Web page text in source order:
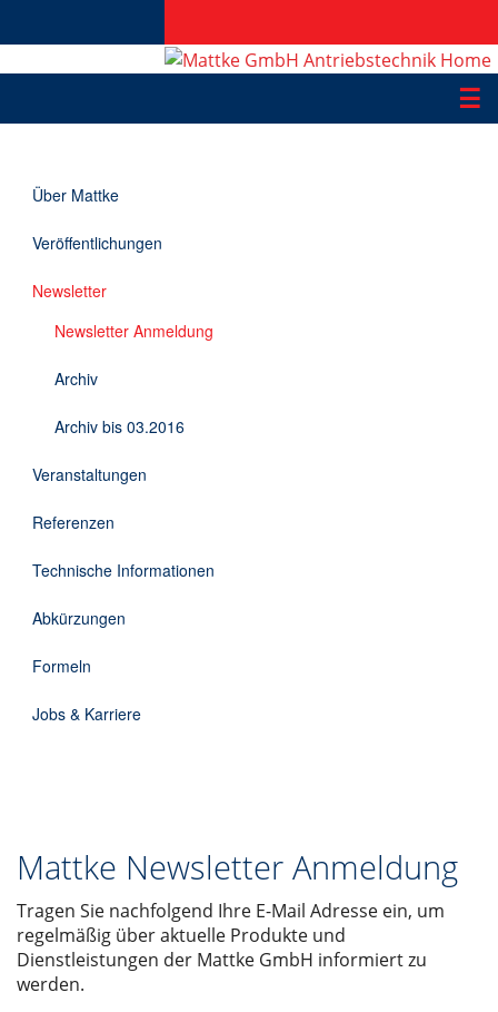
☰
Applikationen
Informationen
Downloads
DE
Über Mattke
Veröffentlichungen
Newsletter
Newsletter Anmeldung
Archiv
Archiv bis 03.2016
Veranstaltungen
Referenzen
Technische Informationen
Abkürzungen
Formeln
Jobs & Karriere
Mattke Newsletter Anmeldung
Tragen Sie nachfolgend Ihre E-Mail Adresse ein, um
regelmäßig über aktuelle Produkte und
Dienstleistungen der Mattke GmbH informiert zu
werden.